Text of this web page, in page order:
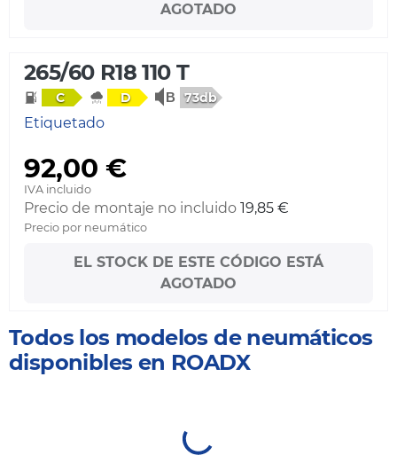
AGOTADO
265/60 R18 110 T
C D 73db
Etiquetado
92,00 €
IVA incluido
Precio de montaje no incluido 19,85 €
Precio por neumático
EL STOCK DE ESTE CÓDIGO ESTÁ
AGOTADO
Todos los modelos de neumáticos
disponibles en ROADX